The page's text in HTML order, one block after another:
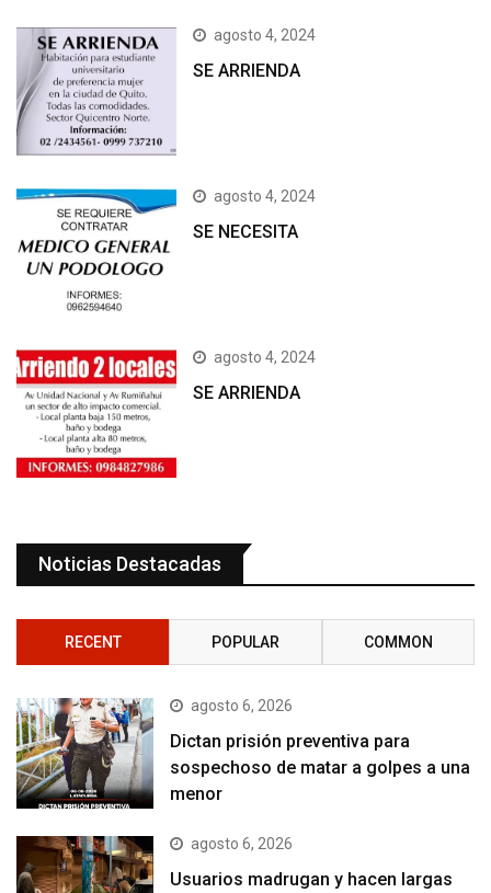
agosto 4, 2024
SE ARRIENDA
agosto 4, 2024
SE NECESITA
agosto 4, 2024
SE ARRIENDA
Noticias Destacadas
RECENT POPULAR COMMON
agosto 6, 2026
Dictan prisión preventiva para
sospechoso de matar a golpes a una
menor
agosto 6, 2026
Usuarios madrugan y hacen largas